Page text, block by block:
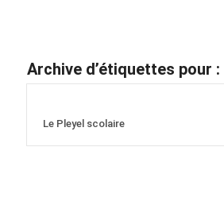
Archive d’étiquettes pour :
Le Pleyel scolaire